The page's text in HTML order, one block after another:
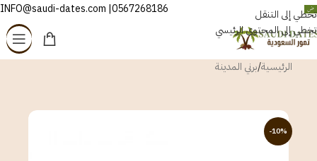
تخطي إلى التنقل
تخطي إلى المحتوى الرئيسي
العربية 0567268186| INFO@saudi-dates.com
الرئيسية/برني المدينة
-10%